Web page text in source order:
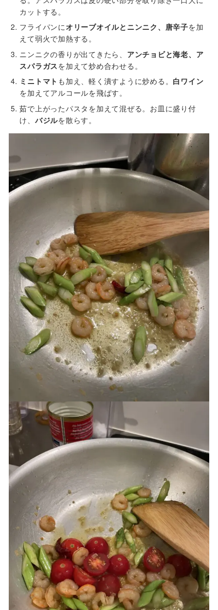
カットする。
フライパンにオリーブオイルとニンニク、唐辛子を加
えて弱火で加熱する。
ニンニクの香りが出てきたら、 アンチョビと海老、ア
スパラガスを加えて炒め合わせる。
ミニトマト も加え、軽く潰すように炒める。 白ワイン
を加えてアルコールを飛ばす。
茹で上がったパスタを加えて混ぜる。お皿に盛り付
け、 バジルを散らす。